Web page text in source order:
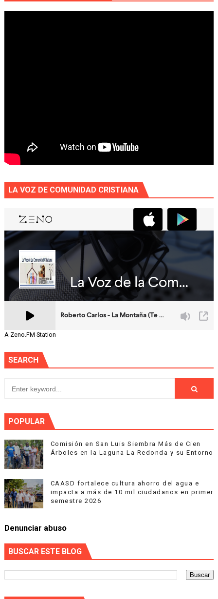
LA VOZ DE COMUNIDAD CRISTIANA
A Zeno.FM Station
SEARCH
POPULAR
Comisión en San Luis Siembra Más de Cien
Árboles en la Laguna La Redonda y su Entorno
CAASD fortalece cultura ahorro del agua e
impacta a más de 10 mil ciudadanos en primer
semestre 2026
Denunciar abuso
BUSCAR ESTE BLOG